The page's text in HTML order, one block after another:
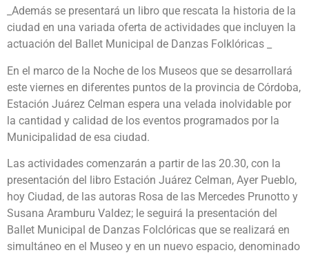
_Además se presentará un libro que rescata la historia de la
ciudad en una variada oferta de actividades que incluyen la
actuación del Ballet Municipal de Danzas Folklóricas _
En el marco de la Noche de los Museos que se desarrollará
este viernes en diferentes puntos de la provincia de Córdoba,
Estación Juárez Celman espera una velada inolvidable por
la cantidad y calidad de los eventos programados por la
Municipalidad de esa ciudad.
Las actividades comenzarán a partir de las 20.30, con la
presentación del libro Estación Juárez Celman, Ayer Pueblo,
hoy Ciudad, de las autoras Rosa de las Mercedes Prunotto y
Susana Aramburu Valdez; le seguirá la presentación del
Ballet Municipal de Danzas Folclóricas que se realizará en
simultáneo en el Museo y en un nuevo espacio, denominado